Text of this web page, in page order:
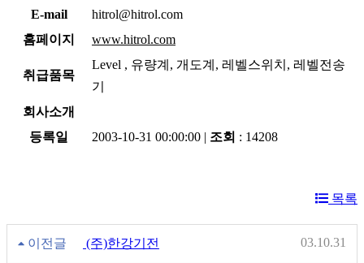
E-mail
hitrol@hitrol.com
홈페이지
www.hitrol.com
취급품목
Level , 유량계, 개도계, 레벨스위치, 레벨전송
기
회사소개
등록일
2003-10-31 00:00:00 | 조회 : 14208
목록
이전글 (주)한강기전 03.10.31